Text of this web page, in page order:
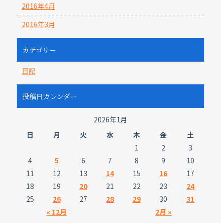
2016年4月
2016年3月
カテゴリー
日記
投稿日カレンダー
2026年1月
日
月 火 水 木 金 土
« 12月 2月 »
1 2
3
4
5 6 7 8 9
10
11
12 13 14 15 16
17
18
19 20 21 22 23
24
25
26 27 28 29 30 31